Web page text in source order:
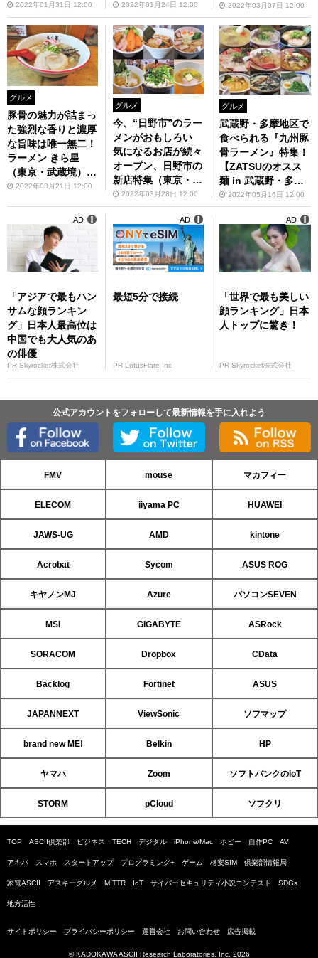
武蔵野・多摩】第89
回
2022年01月31日 12:00
野・多摩】第88回
2022年01月24日 12:00
（東京・武蔵境）
【ZATSUのオスス
麺 in 武蔵野・多
摩】第94回
2022年03月07日 12:00
グルメ
豚骨の魅力が詰まっ
た強烈な香りと濃厚
な旨味は唯一無二！
ラーメン きら星
（東京・武蔵境）
【ZATSUのオスス
2022年03月21日 12:00
グルメ
今、“日野市”のラー
メンがおもしろい
気になるお店が続々
オープン、日野市の
新店特集（東京・日
野市）【ZATSUの
オスス麺 in 武蔵
野・多摩】第96回
2022年03月28日 12:00
グルメ
武蔵野・多摩地区で
食べられる『九州豚
骨ラーメン』特集！
【ZATSUのオスス
麺 in 武蔵野・多
摩】第101回
2022年05月16日 12:00
「アジアで最もハン
サムな顔ランキン
グ」日本人最高位は
中国でも大人気のあ
の俳優
PR Skyrocket株式会社
AD
最短5分で接続
PR LotusFlare Inc
AD
「世界で最も美しい
顔ランキング」日本
人トップに驚き！
PR Skyrocket株式会社
AD
公式アカウントをフォローして最新情報を手に入れよう
FMV mouse マカフィー
ELECOM iiyama PC HUAWEI
JAWS-UG AMD kintone
Acrobat Sycom ASUS ROG
キヤノンMJ Azure パソコンSEVEN
MSI GIGABYTE ASRock
SORACOM Dropbox CData
Backlog Fortinet ASUS
JAPANNEXT ViewSonic ソフマップ
brand new ME! Belkin HP
ヤマハ Zoom ソフトバンクのIoT
STORM pCloud ソフクリ
TOP ASCII倶楽部 ビジネス TECH デジタル iPhone/Mac ホビー 自作PC AV
アキバ スマホ スタートアップ プログラミング+ ゲーム 格安SIM 倶楽部情報局
家電ASCII アスキーグルメ MITTR IoT サイバーセキュリティ小説コンテスト SDGs
地方活性
サイトポリシー プライバシーポリシー 運営会社 お問い合わせ 広告掲載
© KADOKAWA ASCII Research Laboratories, Inc. 2026